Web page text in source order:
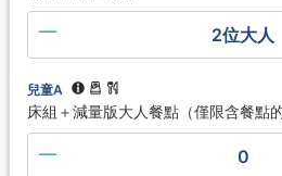
2位大人
兒童A
床組＋減量版大人餐點（僅限含餐點的
0